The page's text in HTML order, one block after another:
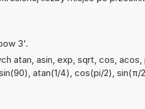
3'.
atan, asin, exp, sqrt, cos, acos,
atan(1/4), cos(pi/2), sin(π/